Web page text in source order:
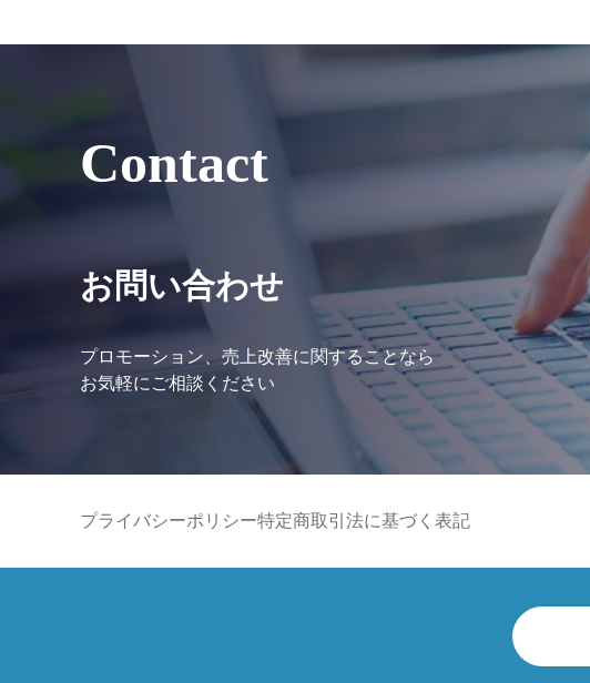
Contact
お問い合わせ
プロモーション、売上改善に関することなら
お気軽にご相談ください
プライバシーポリシー特定商取引法に基づく表記